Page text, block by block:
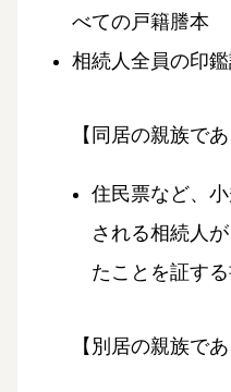
べての戸籍謄本
相続人全員の印
【同居の親族で
住民票など、
される相続人
たことを証す
【別居の親族で